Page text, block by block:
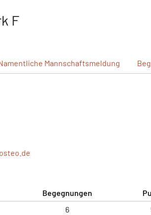
F
Mannschaftsmeldung
Begegnungen
6